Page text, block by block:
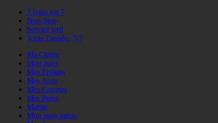
7 jours sur 7
Non-Stop
Service tard
Toute l'année, 7j/7
Ma Chérie
Mon Jules
Mes Enfants
Mes Amis
Mes Copines
Mes Potes
Mamie
Mon association